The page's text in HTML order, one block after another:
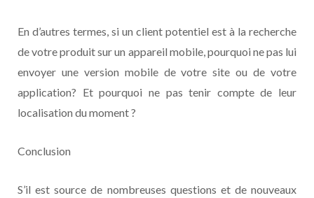
En d’autres termes, si un client potentiel est à la recherche
de votre produit sur un appareil mobile, pourquoi ne pas lui
envoyer une version mobile de votre site ou de votre
application? Et pourquoi ne pas tenir compte de leur
localisation du moment ?
Conclusion
S’il est source de nombreuses questions et de nouveaux